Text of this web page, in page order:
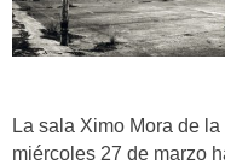
La sala Ximo Mora de
miércoles 27 de marzo